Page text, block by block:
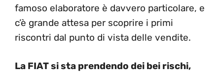
famoso elaboratore è davvero particolare, e
c’è grande attesa per scoprire i primi
riscontri dal punto di vista delle vendite.
La FIAT si sta prendendo dei bei rischi,